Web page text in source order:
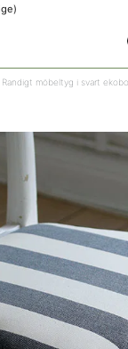
Randigt möbeltyg i svart